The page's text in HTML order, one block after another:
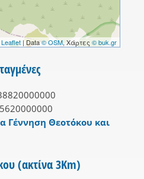
Leaflet | Data© OSM, Χάρτες © buk.gr
Γέννηση Θεοτόκου και
(ακτίνα 3Km)